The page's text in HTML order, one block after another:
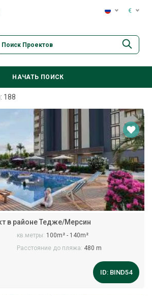
€
НАЧАТЬ ПОИСК
188
в районе Тедже/Мерсин
кв.метры: 100m² - 140m²
Расстояние до пляжа: 480 m
ID: BIND54